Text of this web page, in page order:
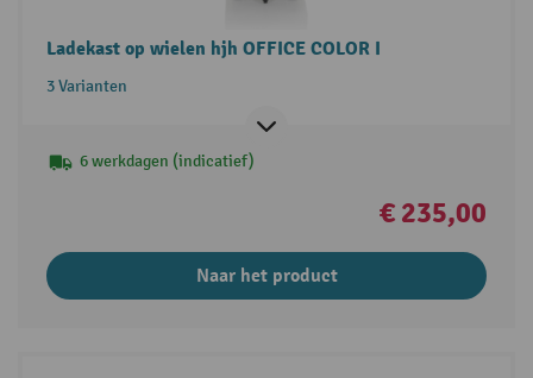
Ladekast op wielen hjh OFFICE COLOR I
3 Varianten
6 werkdagen (indicatief)
€ 235,00
Naar het product